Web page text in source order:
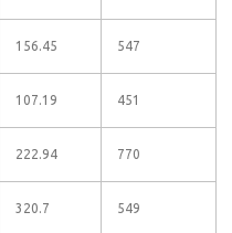
156.45 547
107.19 451
222.94 770
320.7 549